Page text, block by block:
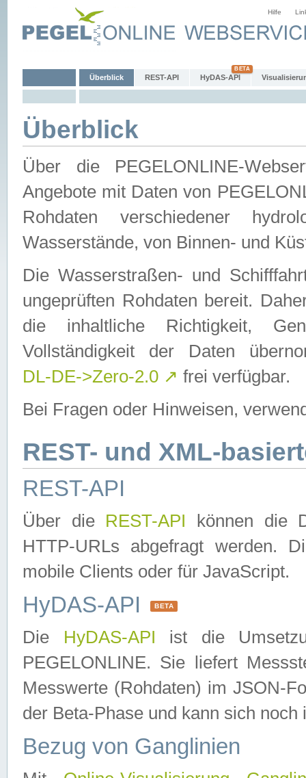
Hilfe
Überblick REST-API HyDAS-API
Überblick
Über die PEGELONLINE-
Angebote mit Daten von
Rohdaten verschiedener
Wasserstände, von Binnen- und
Die Wasserstraßen- und
ungeprüften Rohdaten bereit.
die inhaltliche Richtigkeit,
Vollständigkeit der Daten
DL-DE->Zero-2.0 ↗ frei verfügbar.
Bei Fragen oder Hinweisen,
REST- und XML-
REST-API
Über die REST-API können die
HTTP-URLs abgefragt werden.
mobile Clients oder für JavaScript.
HyDAS-API BETA
Die HyDAS-API ist die
PEGELONLINE. Sie liefert
Messwerte (Rohdaten) im JSON-
der Beta-Phase und kann sich noch
Bezug von Ganglinien